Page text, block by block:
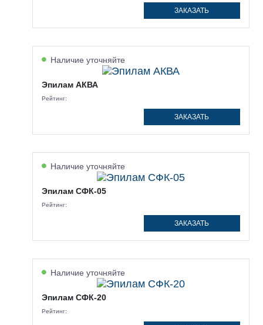
ЗАКАЗАТЬ
Наличие уточняйте
Эпилам АКВА
Рейтинг:
ЗАКАЗАТЬ
Наличие уточняйте
Эпилам СФК-05
Рейтинг:
ЗАКАЗАТЬ
Наличие уточняйте
Эпилам СФК-20
Рейтинг: